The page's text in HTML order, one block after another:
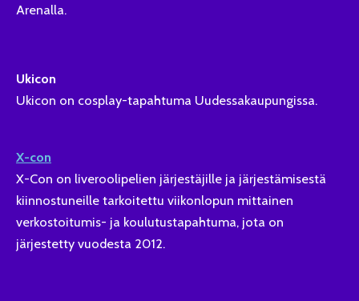
Arenalla.
Ukicon
Ukicon on cosplay-tapahtuma Uudessakaupungissa.
X-con
X-Con on liveroolipelien järjestäjille ja järjestämisestä
kiinnostuneille tarkoitettu viikonlopun mittainen
verkostoitumis- ja koulutustapahtuma, jota on
järjestetty vuodesta 2012.